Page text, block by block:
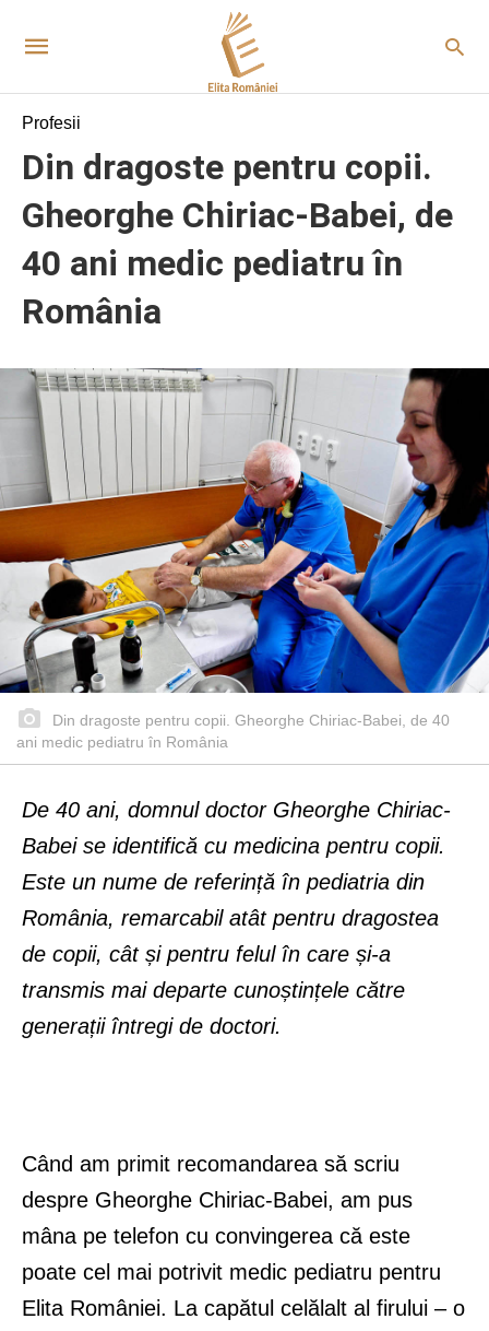
Profesii
Din dragoste pentru copii.
Gheorghe Chiriac-Babei, de
40 ani medic pediatru în
România
Din dragoste pentru copii. Gheorghe Chiriac-Babei, de 40
ani medic pediatru în România
De 40 ani, domnul doctor Gheorghe Chiriac-
Babei se identifică cu medicina pentru copii.
Este un nume de referință în pediatria din
România, remarcabil atât pentru dragostea
de copii, cât și pentru felul în care și-a
transmis mai departe cunoștințele către
generații întregi de doctori.
Când am primit recomandarea să scriu
despre Gheorghe Chiriac-Babei, am pus
mâna pe telefon cu convingerea că este
poate cel mai potrivit medic pediatru pentru
Elita României. La capătul celălalt al firului – o